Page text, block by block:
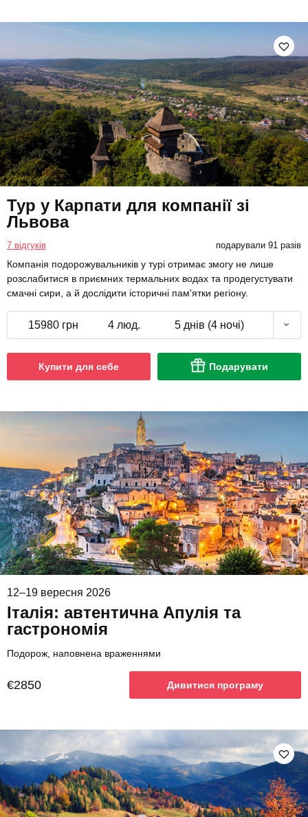
Тур у Карпати для компанії зі
Львова
7 відгуків подарували 91 разів
Компанія подорожувальників у турі отримає змогу не лише
розслабитися в приємних термальних водах та продегустувати
смачні сири, а й дослідити історичні пам'ятки регіону.
15980 грн 4 люд. 5 днів (4 ночі)
Купити для себе Подарувати
12–19 вересня 2026
Італія: автентична Апулія та
гастрономія
Подорож, наповнена враженнями
€2850 Дивитися програму